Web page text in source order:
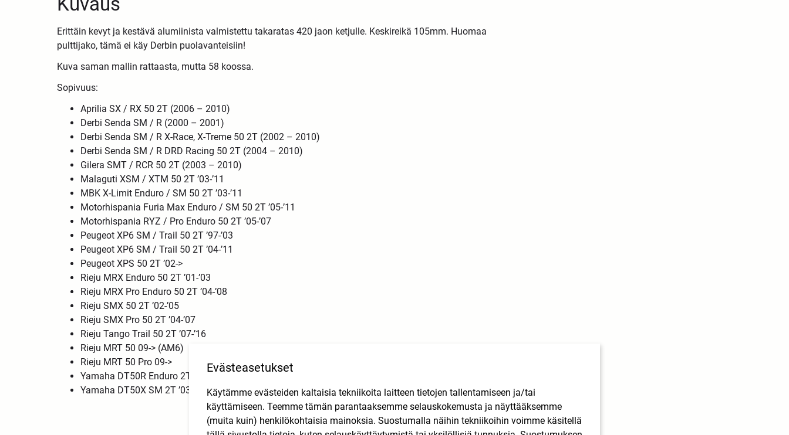
Erittäin kevyt ja kestävä alumiinista valmistettu takaratas 420 jaon ketjulle. Keskireikä 105mm. Huomaa
pulttijako, tämä ei käy Derbin puolavanteisiin!
Kuva saman mallin rattaasta, mutta 58 koossa.
Sopivuus:
Aprilia SX / RX 50 2T (2006 – 2010)
Derbi Senda SM / R (2000 – 2001)
Derbi Senda SM / R X-Race, X-Treme 50 2T (2002 – 2010)
Derbi Senda SM / R DRD Racing 50 2T (2004 – 2010)
Gilera SMT / RCR 50 2T (2003 – 2010)
Malaguti XSM / XTM 50 2T ’03-’11
MBK X-Limit Enduro / SM 50 2T ’03-’11
Motorhispania Furia Max Enduro / SM 50 2T ’05-’11
Motorhispania RYZ / Pro Enduro 50 2T ’05-’07
Peugeot XP6 SM / Trail 50 2T ’97-’03
Peugeot XP6 SM / Trail 50 2T ’04-’11
Peugeot XPS 50 2T ’02->
Rieju MRX Enduro 50 2T ’01-’03
Rieju MRX Pro Enduro 50 2T ’04-’08
Rieju SMX 50 2T ’02-’05
Rieju SMX Pro 50 2T ’04-’07
Rieju Tango Trail 50 2T ’07-’16
Rieju MRT 50 09-> (AM6)
Rieju MRT 50 Pro 09->
Yamaha DT50R Enduro 2T ’03-’11
Yamaha DT50X SM 2T ’03-’11
Evästeasetukset
Käytämme evästeiden kaltaisia tekniikoita laitteen tietojen tallentamiseen ja/tai
käyttämiseen. Teemme tämän parantaaksemme selauskokemusta ja näyttääksemme
(muita kuin) henkilökohtaisia mainoksia. Suostumalla näihin tekniikoihin voimme käsitellä